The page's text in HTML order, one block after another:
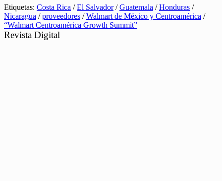
Etiquetas: Costa Rica /El Salvador/Guatemala /Honduras /
Nicaragua /proveedores /Walmart de México y Centroamérica /
“Walmart Centroamérica Growth Summit”
Revista Digital